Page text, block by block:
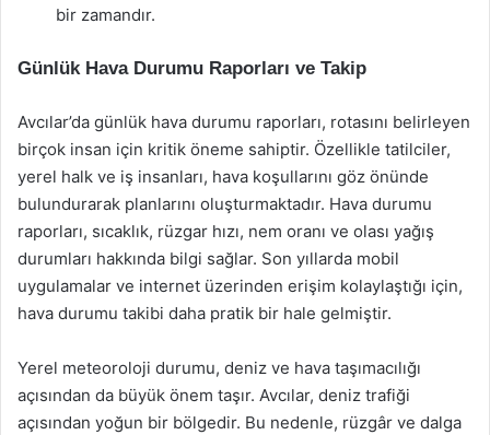
bir zamandır.
Günlük Hava Durumu Raporları ve Takip
Avcılar’da günlük hava durumu raporları, rotasını belirleyen
birçok insan için kritik öneme sahiptir. Özellikle tatilciler,
yerel halk ve iş insanları, hava koşullarını göz önünde
bulundurarak planlarını oluşturmaktadır. Hava durumu
raporları, sıcaklık, rüzgar hızı, nem oranı ve olası yağış
durumları hakkında bilgi sağlar. Son yıllarda mobil
uygulamalar ve internet üzerinden erişim kolaylaştığı için,
hava durumu takibi daha pratik bir hale gelmiştir.
Yerel meteoroloji durumu, deniz ve hava taşımacılığı
açısından da büyük önem taşır. Avcılar, deniz trafiği
açısından yoğun bir bölgedir. Bu nedenle, rüzgâr ve dalga